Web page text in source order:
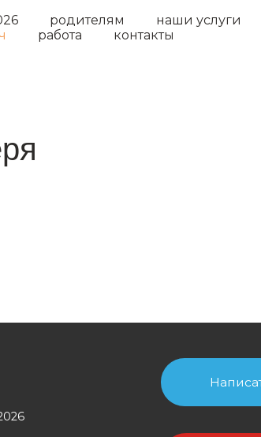
родителям
наши услуги
работа контакты
Бронирование путевки